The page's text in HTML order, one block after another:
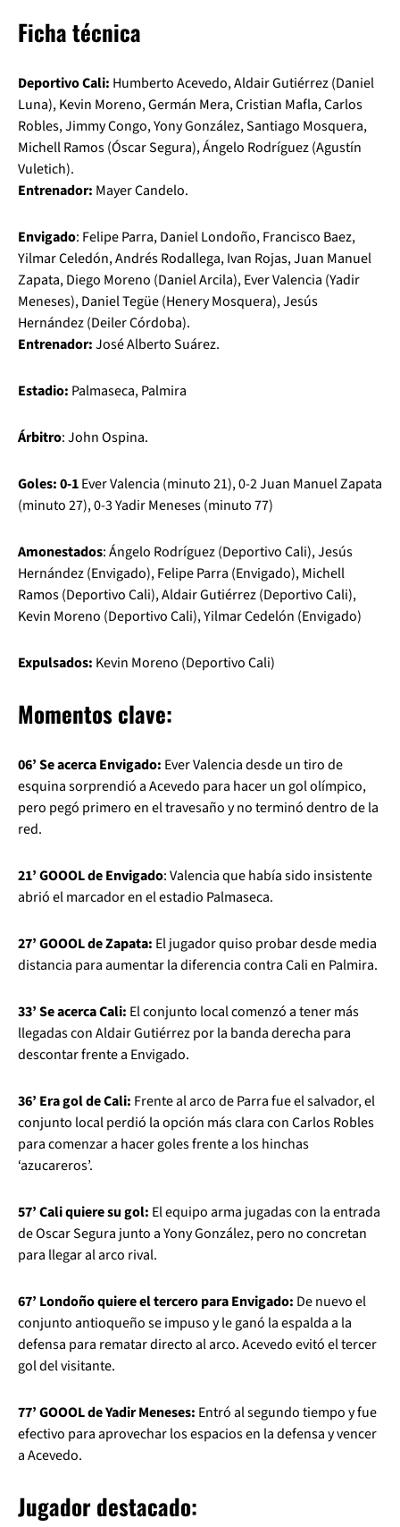
Ficha técnica
Deportivo Cali: Humberto Acevedo, Aldair Gutiérrez (Daniel
Luna), Kevin Moreno, Germán Mera, Cristian Mafla, Carlos
Robles, Jimmy Congo, Yony González, Santiago Mosquera,
Michell Ramos (Óscar Segura), Ángelo Rodríguez (Agustín
Vuletich).
Entrenador: Mayer Candelo.
Envigado: Felipe Parra, Daniel Londoño, Francisco Baez,
Yilmar Celedón, Andrés Rodallega, Ivan Rojas, Juan Manuel
Zapata, Diego Moreno (Daniel Arcila), Ever Valencia (Yadir
Meneses), Daniel Tegüe (Henery Mosquera), Jesús
Hernández (Deiler Córdoba).
Entrenador:José Alberto Suárez.
Estadio: Palmaseca, Palmira
Árbitro: John Ospina.
Goles: 0-1Ever Valencia (minuto 21), 0-2 Juan Manuel Zapata
(minuto 27), 0-3 Yadir Meneses (minuto 77)
Amonestados: Ángelo Rodríguez (Deportivo Cali), Jesús
Hernández (Envigado), Felipe Parra (Envigado), Michell
Ramos (Deportivo Cali), Aldair Gutiérrez (Deportivo Cali),
Kevin Moreno (Deportivo Cali), Yilmar Cedelón (Envigado)
Expulsados: Kevin Moreno (Deportivo Cali)
Momentos clave:
06’ Se acerca Envigado: Ever Valencia desde un tiro de
esquina sorprendió a Acevedo para hacer un gol olímpico,
pero pegó primero en el travesaño y no terminó dentro de la
red.
21’ GOOOL de Envigado: Valencia que había sido insistente
abrió el marcador en el estadio Palmaseca.
27’ GOOOL de Zapata: El jugador quiso probar desde media
distancia para aumentar la diferencia contra Cali en Palmira.
33’ Se acerca Cali: El conjunto local comenzó a tener más
llegadas con Aldair Gutiérrez por la banda derecha para
descontar frente a Envigado.
36’ Era gol de Cali: Frente al arco de Parra fue el salvador, el
conjunto local perdió la opción más clara con Carlos Robles
para comenzar a hacer goles frente a los hinchas
‘azucareros’.
57’ Cali quiere su gol: El equipo arma jugadas con la entrada
de Oscar Segura junto a Yony González, pero no concretan
para llegar al arco rival.
67’ Londoño quiere el tercero para Envigado: De nuevo el
conjunto antioqueño se impuso y le ganó la espalda a la
defensa para rematar directo al arco. Acevedo evitó el tercer
gol del visitante.
77’ GOOOL de Yadir Meneses: Entró al segundo tiempo y fue
efectivo para aprovechar los espacios en la defensa y vencer
a Acevedo.
Jugador destacado: